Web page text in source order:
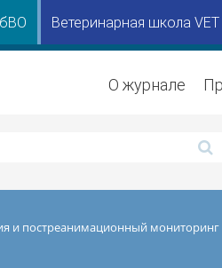
Ветеринарная школа VET
О журнале
и постреанимационный мониторинг